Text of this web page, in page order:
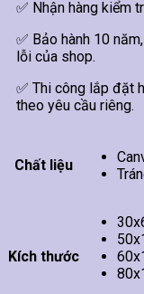
✅ Nhận hàng kiểm
✅ Bảo hành 10
lỗi của shop.
✅ Thi công lắp đặt
theo yêu cầu riêng.
Chất liệu
Kích thước